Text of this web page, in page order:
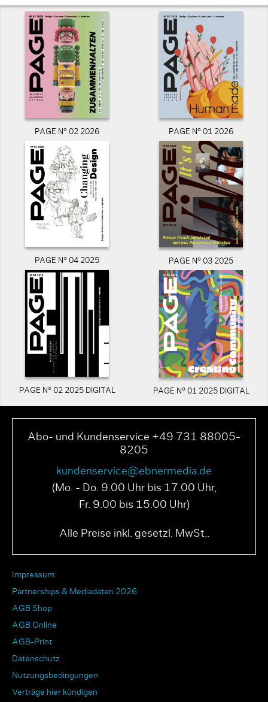
PAGE N° 02 2026 PAGE N° 01 2026
PAGE N° 04 2025 PAGE N° 03 2025
PAGE N° 02 2025 DIGITAL PAGE N° 01 2025 DIGITAL
Abo- und Kundenservice +49 731 88005-
8205
kundenservice@ebnermedia.de
(Mo. - Do. 9.00 Uhr bis 17.00 Uhr,
Fr. 9.00 bis 15.00 Uhr)
Alle Preise inkl. gesetzl. MwSt..
Impressum
Partnerships & Mediadaten 2026
AGB Shop
AGB Online
AGB-Print
Datenschutz
Nutzungsbedingungen
Verträge hier kündigen